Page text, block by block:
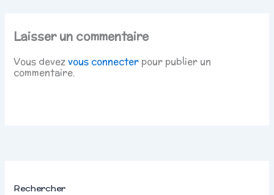
Laisser un commentaire
Vous devezvous connecter pour publier un
commentaire.
Rechercher